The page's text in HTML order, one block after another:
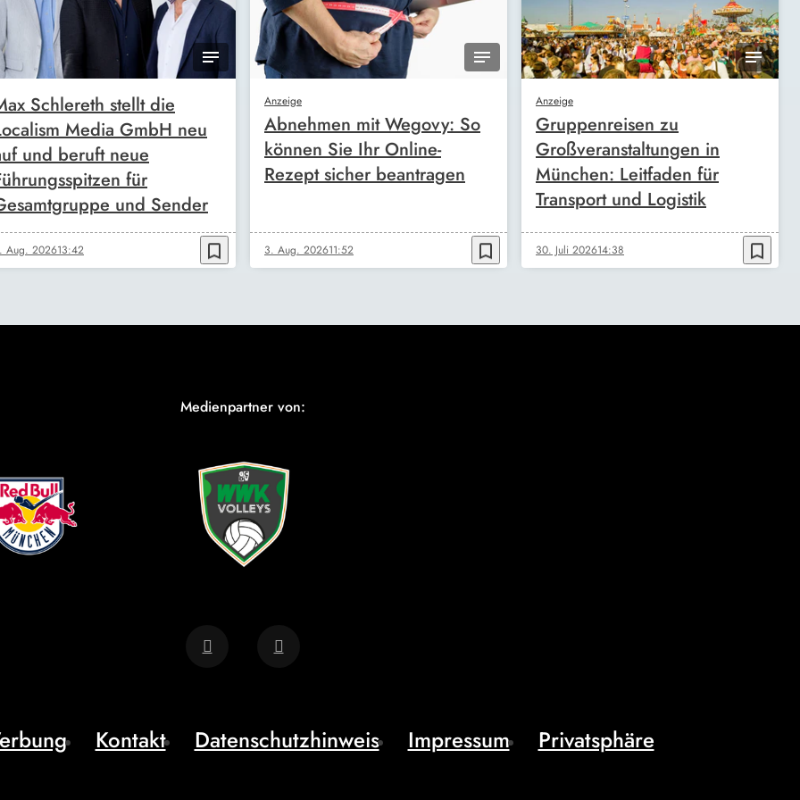
Schlereth stellt die
Media GmbH neu
und beruft neue
für
und Sender
Aug. 202613:42 bookmark_border
Anzeige
Abnehmen mit Wegovy: So
können Sie Ihr Online-
Rezept sicher beantragen
3. Aug. 202611:52 bookmark_border
Anzeige
Gruppenreisen zu
Großveranstaltungen in
München: Leitfaden für
Transport und Logistik
30. Juli 202614:38 bookmark_border
Medienpartner von:
Kontakt Datenschutzhinweis Impressum Privatsphäre